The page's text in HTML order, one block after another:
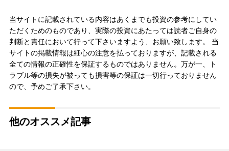
当サイトに記載されている内容はあくまでも投資の参考にしてい
ただくためのものであり、実際の投資にあたっては読者ご自身の
判断と責任において行って下さいますよう、お願い致します。 当
サイトの掲載情報は細心の注意を払っておりますが、記載される
全ての情報の正確性を保証するものではありません。万が一、ト
ラブル等の損失が被っても損害等の保証は一切行っておりません
ので、予めご了承下さい。
他のオススメ記事